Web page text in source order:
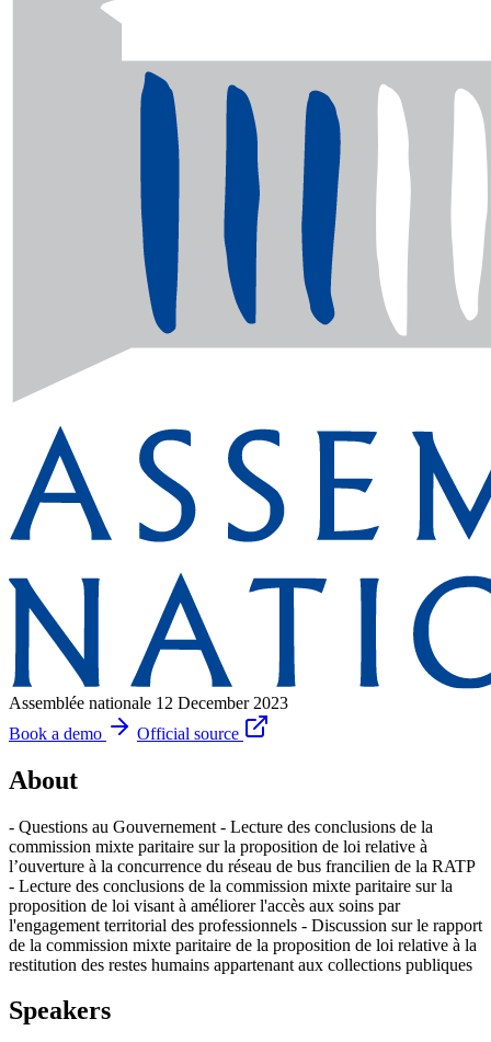
Assemblée nationale 12 December 2023
Book a demo
Official source
About
- Questions au Gouvernement - Lecture des conclusions de la
commission mixte paritaire sur la proposition de loi relative à
l’ouverture à la concurrence du réseau de bus francilien de la RATP
- Lecture des conclusions de la commission mixte paritaire sur la
proposition de loi visant à améliorer l'accès aux soins par
l'engagement territorial des professionnels - Discussion sur le rapport
de la commission mixte paritaire de la proposition de loi relative à la
restitution des restes humains appartenant aux collections publiques
Speakers